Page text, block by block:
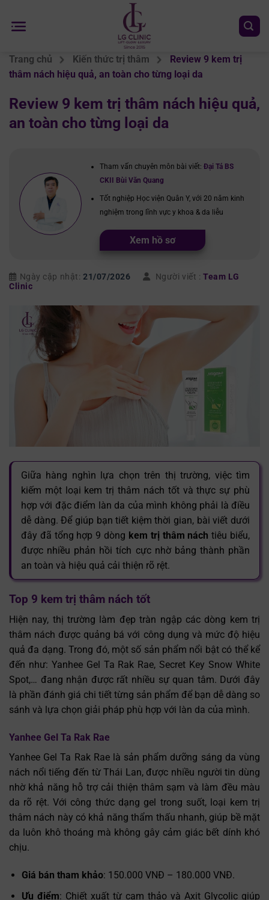
đến
Trang chủ Kiến thức trị thâm
Review 9 kem trị
thâm nách hiệu quả, an toàn cho từng loại da
Review 9 kem trị thâm nách hiệu quả,
an toàn cho từng loại da
Tham vấn chuyên môn bài viết: Đại Tá BS
CKII Bùi Văn Quang
Tốt nghiệp Học viện Quân Y, với 20 năm kinh
nghiệm trong lĩnh vực y khoa & da liễu
Xem hồ sơ
Ngày cập nhật: 21/07/2026 Người viết : Team LG
Clinic
Giữa hàng nghìn lựa chọn trên thị trường, việc tìm
kiếm một loại kem trị thâm nách tốt và thực sự phù
hợp với đặc điểm làn da của mình không phải là điều
dễ dàng. Để giúp bạn tiết kiệm thời gian, bài viết dưới
đây đã tổng hợp 9 dòng kem trị thâm nách tiêu biểu,
được nhiều phản hồi tích cực nhờ bảng thành phần
an toàn và hiệu quả cải thiện rõ rệt.
Top 9 kem trị thâm nách tốt
Hiện nay, thị trường làm đẹp tràn ngập các dòng kem trị
thâm nách được quảng bá với công dụng và mức độ hiệu
quả đa dạng. Trong đó, một số sản phẩm nổi bật có thể kể
đến như: Yanhee Gel Ta Rak Rae, Secret Key Snow White
Spot,… đang nhận được rất nhiều sự quan tâm. Dưới đây
là phần đánh giá chi tiết từng sản phẩm để bạn dễ dàng so
sánh và lựa chọn giải pháp phù hợp với làn da của mình.
Yanhee Gel Ta Rak Rae
Yanhee Gel Ta Rak Rae là sản phẩm dưỡng sáng da vùng
nách nổi tiếng đến từ Thái Lan, được nhiều người tin dùng
nhờ khả năng hỗ trợ cải thiện thâm sạm và làm đều màu
da rõ rệt. Với công thức dạng gel trong suốt, loại kem trị
thâm nách này có khả năng thẩm thấu nhanh, giúp bề mặt
da luôn khô thoáng mà không gây cảm giác bết dính khó
chịu.
Giá bán tham khảo: 150.000 VNĐ – 180.000 VNĐ.
Ưu điểm: Chiết xuất từ cam thảo và Axit Glycolic giúp